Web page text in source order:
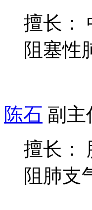
擅长：
阻塞性
陈石 副主
擅长：
阻肺支